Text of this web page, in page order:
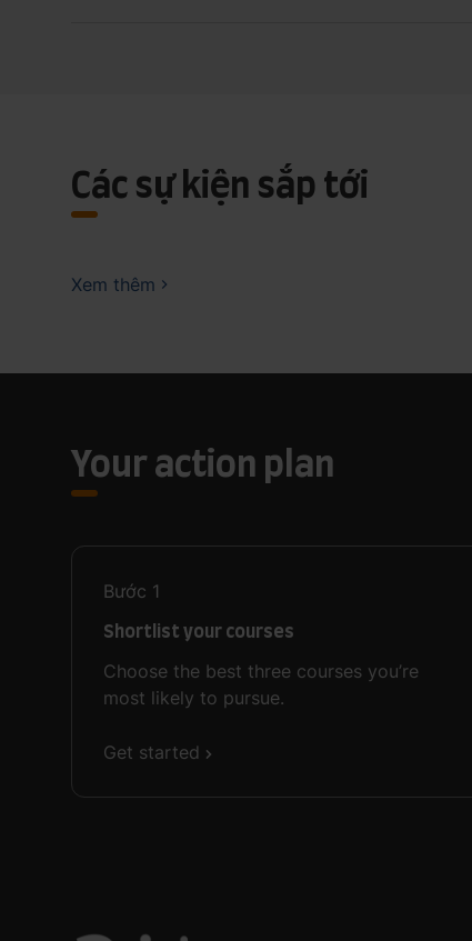
Các sự kiện sắp tới
Xem thêm
Your action plan
Bước 1
Shortlist your courses
Choose the best three courses you’re
most likely to pursue.
Get started